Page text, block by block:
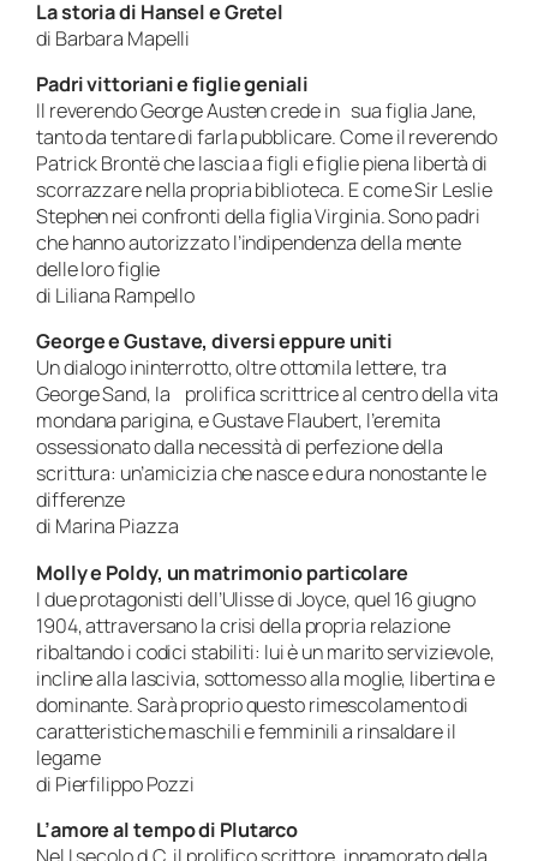
La storia di Hansel e Gretel
di Barbara Mapelli
Padri vittoriani e figlie geniali
Il reverendo George Austen crede in sua figlia Jane,
tanto da tentare di farla pubblicare. Come il reverendo
Patrick Brontë che lascia a figli e figlie piena libertà di
scorrazzare nella propria biblioteca. E come Sir Leslie
Stephen nei confronti della figlia Virginia. Sono padri
che hanno autorizzato l’indipendenza della mente
delle loro figlie
di Liliana Rampello
George e Gustave, diversi eppure uniti
Un dialogo ininterrotto, oltre ottomila lettere, tra
George Sand, la prolifica scrittrice al centro della vita
mondana parigina, e Gustave Flaubert, l’eremita
ossessionato dalla necessità di perfezione della
scrittura: un’amicizia che nasce e dura nonostante le
differenze
di Marina Piazza
Molly e Poldy, un matrimonio particolare
I due protagonisti dell’Ulisse di Joyce, quel 16 giugno
1904, attraversano la crisi della propria relazione
ribaltando i codici stabiliti: lui è un marito servizievole,
incline alla lascivia, sottomesso alla moglie, libertina e
dominante. Sarà proprio questo rimescolamento di
caratteristiche maschili e femminili a rinsaldare il
legame
di Pierfilippo Pozzi
L’amore al tempo di Plutarco